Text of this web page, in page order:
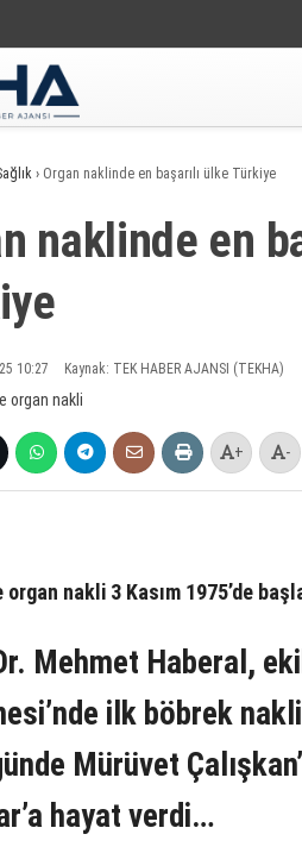
› Organ naklinde en başarılı ülke Türkiye
naklinde en
10:27 Kaynak: TEK HABER AJANSI (TEKHA)
+ -
organ nakli 3 Kasım 1975’de
Mehmet Haberal,
ilk böbrek
Mürüvet
hayat verdi…